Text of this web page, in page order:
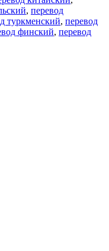
, перевод
туркменский, перевод
финский, перевод